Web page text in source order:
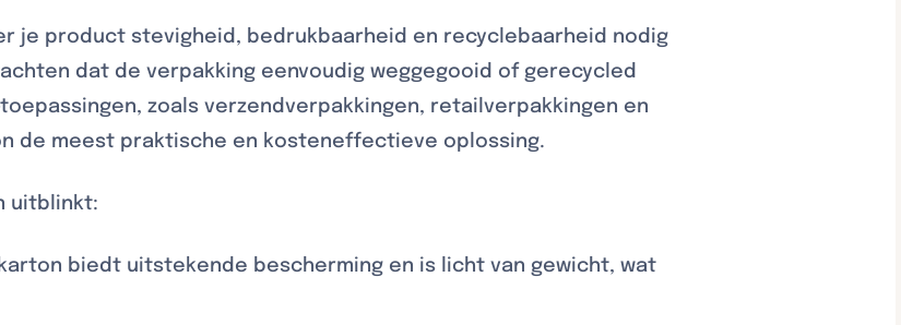
je product stevigheid, bedrukbaarheid en recyclebaarheid nodig
dat de verpakking eenvoudig weggegooid of gerecycled
zoals verzendverpakkingen, retailverpakkingen en
de meest praktische en kosteneffectieve oplossing.
uitblinkt:
biedt uitstekende bescherming en is licht van gewicht, wat